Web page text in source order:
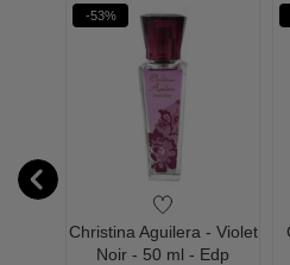
-53%
Christina Aguilera - Violet
Noir - 50 ml - Edp